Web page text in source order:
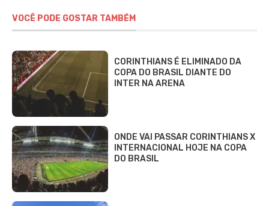
VOCÊ PODE GOSTAR TAMBÉM
CORINTHIANS É ELIMINADO DA
COPA DO BRASIL DIANTE DO
INTER NA ARENA
ONDE VAI PASSAR CORINTHIANS X
INTERNACIONAL HOJE NA COPA
DO BRASIL